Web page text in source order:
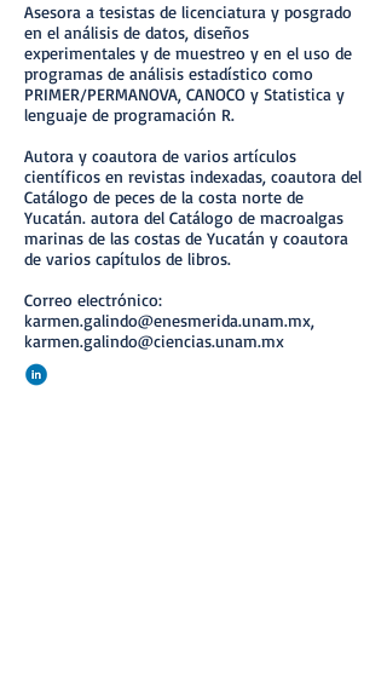
Asesora a tesistas de licenciatura y posgrado
en el análisis de datos, diseños
experimentales y de muestreo y en el uso de
programas de análisis estadístico como
PRIMER/PERMANOVA, CANOCO y Statistica y
lenguaje de programación R.
Autora y coautora de varios artículos
científicos en revistas indexadas, coautora del
Catálogo de peces de la costa norte de
Yucatán. autora del Catálogo de macroalgas
marinas de las costas de Yucatán y coautora
de varios capítulos de libros.
Correo electrónico:
karmen.galindo@enesmerida.unam.mx,
karmen.galindo@ciencias.unam.mx